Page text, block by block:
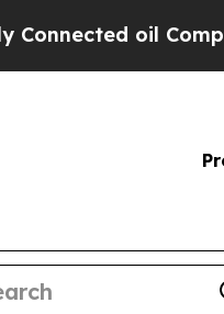
oil Companies